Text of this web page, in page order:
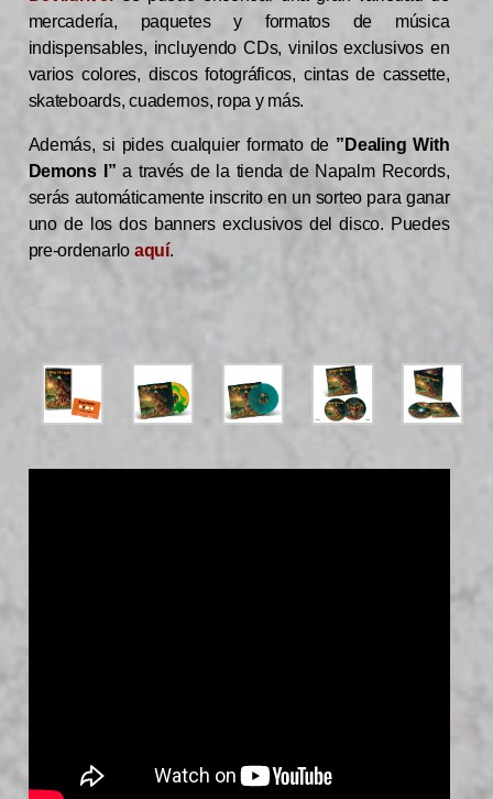
mercadería, paquetes y formatos de música
indispensables, incluyendo CDs, vinilos exclusivos en
varios colores, discos fotográficos, cintas de cassette,
skateboards, cuadernos, ropa y más.
Además, si pides cualquier formato de ”Dealing With
Demons I” a través de la tienda de Napalm Records,
serás automáticamente inscrito en un sorteo para ganar
uno de los dos banners exclusivos del disco. Puedes
pre-ordenarlo aquí.